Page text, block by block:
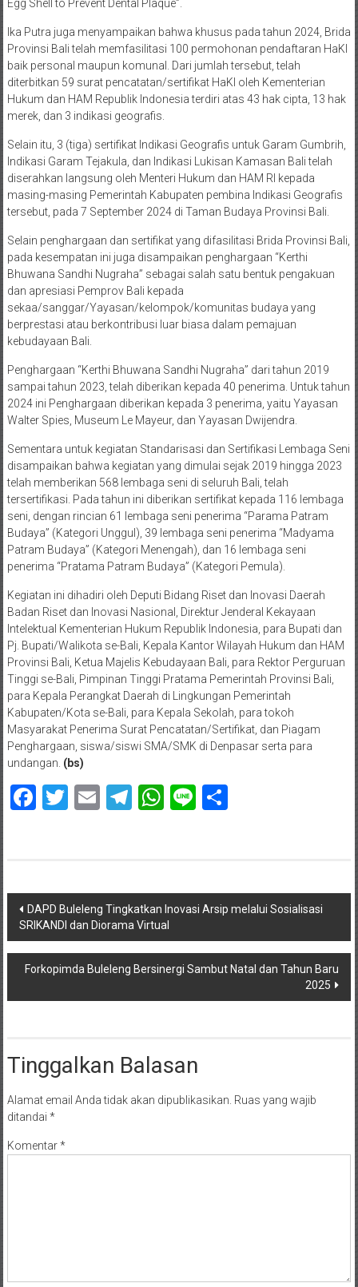
Egg Shell to Prevent Dental Plaque”.
Ika Putra juga menyampaikan bahwa khusus pada tahun 2024, Brida
Provinsi Bali telah memfasilitasi 100 permohonan pendaftaran HaKI
baik personal maupun komunal. Dari jumlah tersebut, telah
diterbitkan 59 surat pencatatan/sertifikat HaKI oleh Kementerian
Hukum dan HAM Republik Indonesia terdiri atas 43 hak cipta, 13 hak
merek, dan 3 indikasi geografis.
Selain itu, 3 (tiga) sertifikat Indikasi Geografis untuk Garam Gumbrih,
Indikasi Garam Tejakula, dan Indikasi Lukisan Kamasan Bali telah
diserahkan langsung oleh Menteri Hukum dan HAM RI kepada
masing-masing Pemerintah Kabupaten pembina Indikasi Geografis
tersebut, pada 7 September 2024 di Taman Budaya Provinsi Bali.
Selain penghargaan dan sertifikat yang difasilitasi Brida Provinsi Bali,
pada kesempatan ini juga disampaikan penghargaan “Kerthi
Bhuwana Sandhi Nugraha” sebagai salah satu bentuk pengakuan
dan apresiasi Pemprov Bali kepada
sekaa/sanggar/Yayasan/kelompok/komunitas budaya yang
berprestasi atau berkontribusi luar biasa dalam pemajuan
kebudayaan Bali.
Penghargaan “Kerthi Bhuwana Sandhi Nugraha” dari tahun 2019
sampai tahun 2023, telah diberikan kepada 40 penerima. Untuk tahun
2024 ini Penghargaan diberikan kepada 3 penerima, yaitu Yayasan
Walter Spies, Museum Le Mayeur, dan Yayasan Dwijendra.
Sementara untuk kegiatan Standarisasi dan Sertifikasi Lembaga Seni
disampaikan bahwa kegiatan yang dimulai sejak 2019 hingga 2023
telah memberikan 568 lembaga seni di seluruh Bali, telah
tersertifikasi. Pada tahun ini diberikan sertifikat kepada 116 lembaga
seni, dengan rincian 61 lembaga seni penerima “Parama Patram
Budaya” (Kategori Unggul), 39 lembaga seni penerima “Madyama
Patram Budaya” (Kategori Menengah), dan 16 lembaga seni
penerima “Pratama Patram Budaya” (Kategori Pemula).
Kegiatan ini dihadiri oleh Deputi Bidang Riset dan Inovasi Daerah
Badan Riset dan Inovasi Nasional, Direktur Jenderal Kekayaan
Intelektual Kementerian Hukum Republik Indonesia, para Bupati dan
Pj. Bupati/Walikota se-Bali, Kepala Kantor Wilayah Hukum dan HAM
Provinsi Bali, Ketua Majelis Kebudayaan Bali, para Rektor Perguruan
Tinggi se-Bali, Pimpinan Tinggi Pratama Pemerintah Provinsi Bali,
para Kepala Perangkat Daerah di Lingkungan Pemerintah
Kabupaten/Kota se-Bali, para Kepala Sekolah, para tokoh
Masyarakat Penerima Surat Pencatatan/Sertifikat, dan Piagam
Penghargaan, siswa/siswi SMA/SMK di Denpasar serta para
undangan. (bs)
Facebook
Twitter
EmailTelegram
WhatsApp
LineShare
Navigasi
pos
DAPD Buleleng Tingkatkan Inovasi Arsip melalui Sosialisasi
SRIKANDI dan Diorama Virtual
Forkopimda Buleleng Bersinergi Sambut Natal dan Tahun Baru
2025
Tinggalkan Balasan
Alamat email Anda tidak akan dipublikasikan. Ruas yang wajib
ditandai *
Komentar*